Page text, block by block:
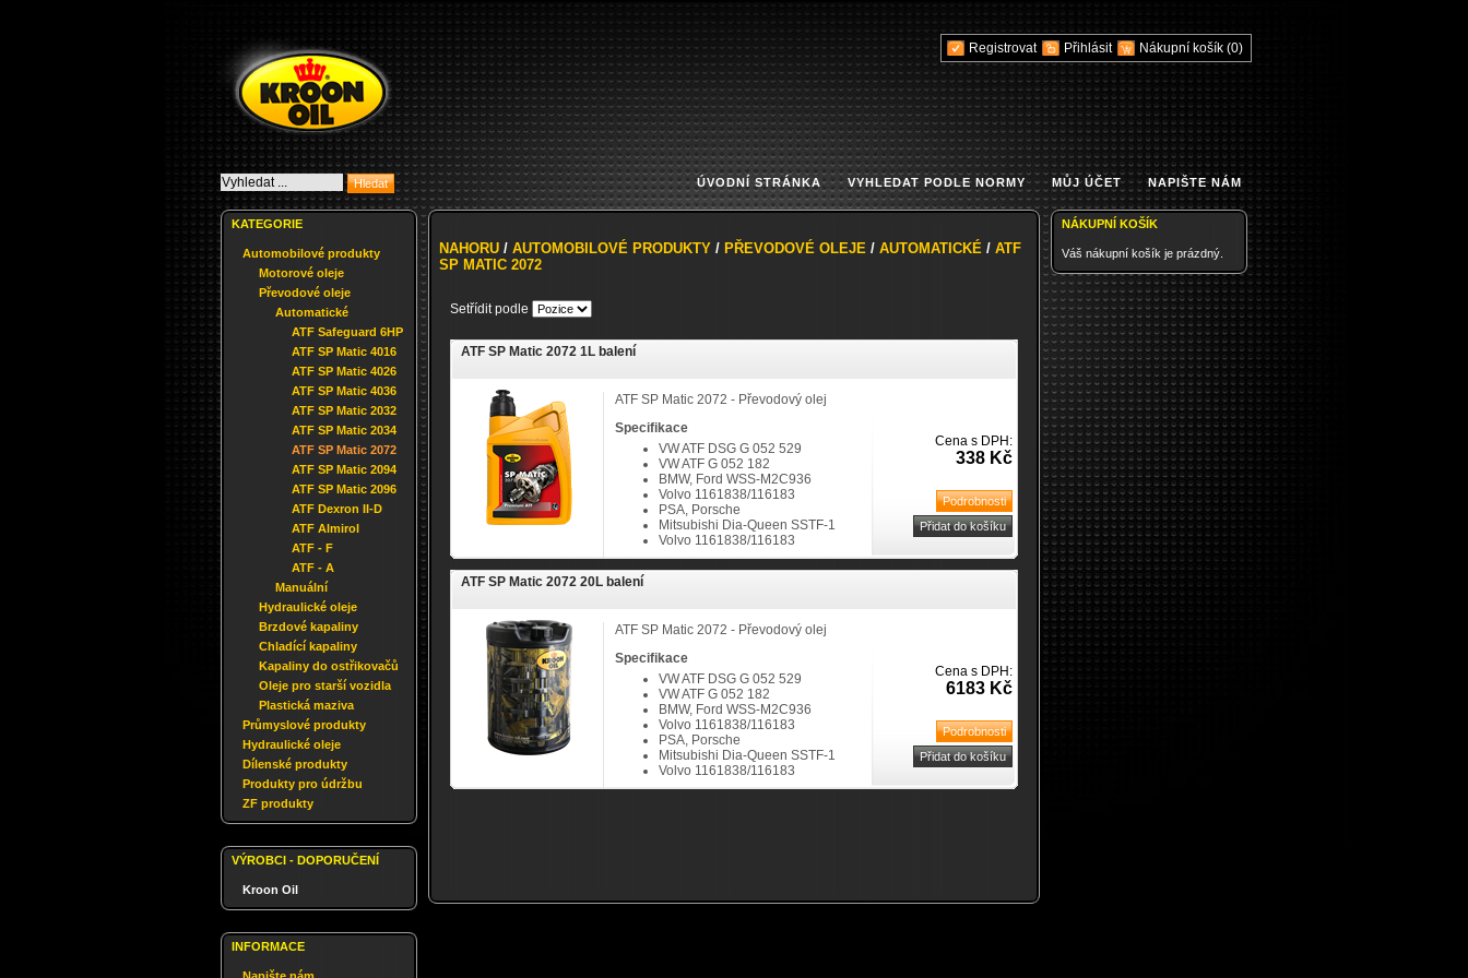
Registrovat Přihlásit Nákupní košík (0)
ÚVODNÍ STRÁNKA VYHLEDAT PODLE NORMY MŮJ ÚČET NAPIŠTE NÁM
KATEGORIE
Automobilové produkty
Motorové oleje
Převodové oleje
Automatické
ATF Safeguard 6HP
ATF SP Matic 4016
ATF SP Matic 4026
ATF SP Matic 4036
ATF SP Matic 2032
ATF SP Matic 2034
ATF SP Matic 2072
ATF SP Matic 2094
ATF SP Matic 2096
ATF Dexron II-D
ATF Almirol
ATF - F
ATF - A
Manuální
Hydraulické oleje
Brzdové kapaliny
Chladící kapaliny
Kapaliny do ostřikovačů
Oleje pro starší vozidla
Plastická maziva
Průmyslové produkty
Hydraulické oleje
Dílenské produkty
Produkty pro údržbu
ZF produkty
VÝROBCI - DOPORUČENÍ
Kroon Oil
INFORMACE
NAHORU / AUTOMOBILOVÉ PRODUKTY / PŘEVODOVÉ OLEJE / AUTOMATICKÉ / ATF
SP MATIC 2072
Setřídit podle
ATF SP Matic 2072 1L balení
ATF SP Matic 2072 - Převodový olej
Specifikace
VW ATF DSG G 052 529
VW ATF G 052 182
BMW, Ford WSS-M2C936
Volvo 1161838/116183
PSA, Porsche
Mitsubishi Dia-Queen SSTF-1
Volvo 1161838/116183
Cena s DPH:
338 Kč
ATF SP Matic 2072 20L balení
ATF SP Matic 2072 - Převodový olej
Specifikace
VW ATF DSG G 052 529
VW ATF G 052 182
BMW, Ford WSS-M2C936
Volvo 1161838/116183
PSA, Porsche
Mitsubishi Dia-Queen SSTF-1
Volvo 1161838/116183
Cena s DPH:
6183 Kč
NÁKUPNÍ KOŠÍK
Váš nákupní košík je prázdný.